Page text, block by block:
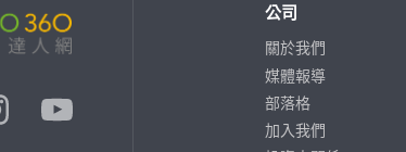
公司
關於我們
媒體報導
部落格
加入我們